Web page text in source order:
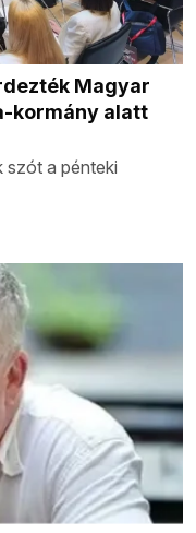
Magyar
kormány alatt
szót a pénteki